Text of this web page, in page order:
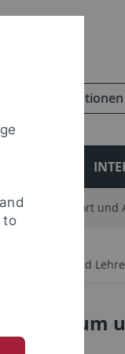
Standort
Studium und Lehre
Studium
to